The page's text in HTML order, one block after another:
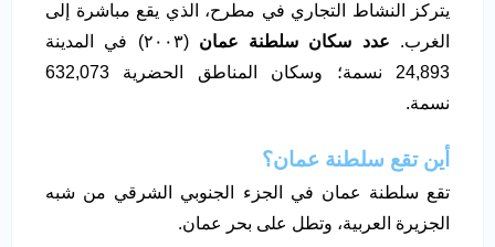
يتركز النشاط التجاري في مطرح، الذي يقع مباشرة إلى
الغرب. عدد سكان سلطنة عمان
(٢٠٠٣) في المدينة
24,893 نسمة؛ وسكان المناطق الحضرية 632,073
نسمة.
أين تقع سلطنة عمان؟
تقع سلطنة عمان في الجزء الجنوبي الشرقي من شبه
الجزيرة العربية، وتطل على بحر عمان.